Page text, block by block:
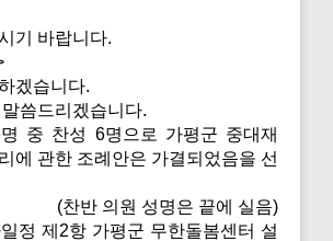
기 바랍니다.
겠습니다.
씀드리겠습니다.
중 찬성 6명으로 가평군 중대재
에 관한 조례안은 가결되었음을 선
(찬반 의원 성명은 끝에 실음)
정 제2항 가평군 무한돌봄센터 설